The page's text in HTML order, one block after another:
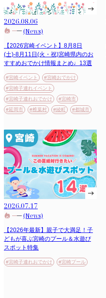
2026.08.06
(News)
【2026宮崎イベント】8月8日
(土)-8月11日(火・祝)宮崎県内のお
すすめおでかけ情報まとめ♩13選
#宮崎イベント
#宮崎おでかけ
#宮崎子連れイベント
#宮崎子連れおでかけ
#宮崎市
#延岡市
#椎葉村 #綾町 #都城市
2026.07.17
(News)
【2026年最新】親子で大満足！子
どもが喜ぶ宮崎のプール＆水遊び
スポット特集
#宮崎子連れおでかけ #宮崎プール